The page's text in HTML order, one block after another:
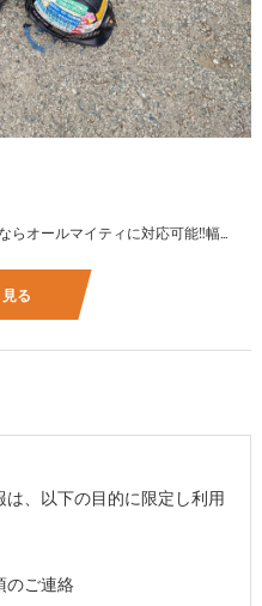
☆未経験者大歓迎 電気工事に関する事ならオールマイティに対応可能‼幅広く技術を身に付けて頂けます（室内配線・室外配線、スイッチコンセント取付け、照明器具取付け、配電盤取付け、エアコン取付け、LANケーブル配線、アンテナ取付けなど） 先輩社員が一から指導を行うため未経験の方でも安心して働いていただけます♪ ☆資格支援制度あり 実績があるからこそ社内で教習と経験を積んでいただくことで資格を当社で発行できることができます。 【工具支給致します】 また新品工具と新品作業服を完全支給を致します。 高品質の作業服と工具入社してくれた方には支給致します♪
る
、以下の目的に限定し利用
のご連絡